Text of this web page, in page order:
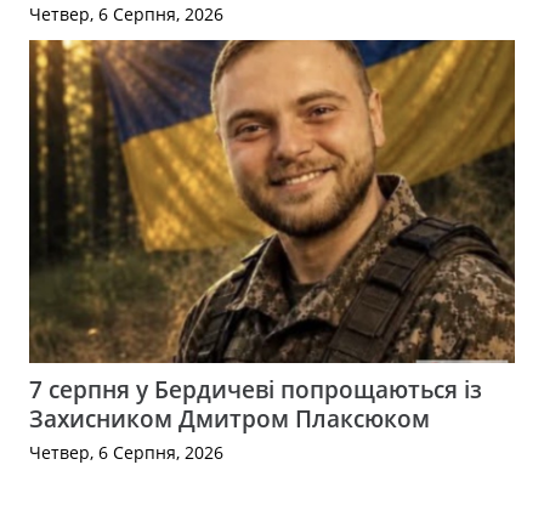
Четвер, 6 Серпня, 2026
7 серпня у Бердичеві попрощаються із
Захисником Дмитром Плаксюком
Четвер, 6 Серпня, 2026